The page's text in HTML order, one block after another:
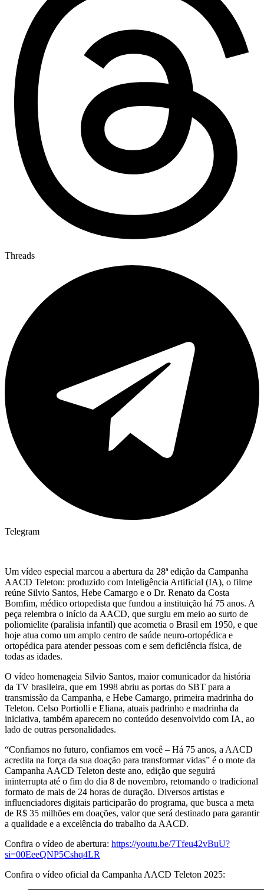
Threads
Telegram
Um vídeo especial marcou a abertura da 28ª edição da Campanha
AACD Teleton: produzido com Inteligência Artificial (IA), o filme
reúne Silvio Santos, Hebe Camargo e o Dr. Renato da Costa
Bomfim, médico ortopedista que fundou a instituição há 75 anos. A
peça relembra o início da AACD, que surgiu em meio ao surto de
poliomielite (paralisia infantil) que acometia o Brasil em 1950, e que
hoje atua como um amplo centro de saúde neuro-ortopédica e
ortopédica para atender pessoas com e sem deficiência física, de
todas as idades.
O vídeo homenageia Silvio Santos, maior comunicador da história
da TV brasileira, que em 1998 abriu as portas do SBT para a
transmissão da Campanha, e Hebe Camargo, primeira madrinha do
Teleton. Celso Portiolli e Eliana, atuais padrinho e madrinha da
iniciativa, também aparecem no conteúdo desenvolvido com IA, ao
lado de outras personalidades.
“Confiamos no futuro, confiamos em você – Há 75 anos, a AACD
acredita na força da sua doação para transformar vidas” é o mote da
Campanha AACD Teleton deste ano, edição que seguirá
ininterrupta até o fim do dia 8 de novembro, retomando o tradicional
formato de mais de 24 horas de duração. Diversos artistas e
influenciadores digitais participarão do programa, que busca a meta
de R$ 35 milhões em doações, valor que será destinado para garantir
a qualidade e a excelência do trabalho da AACD.
Confira o vídeo de abertura: https://youtu.be/7Tfeu42vBuU?
si=00EeeQNP5Cshq4LR
Confira o vídeo oficial da Campanha AACD Teleton 2025: